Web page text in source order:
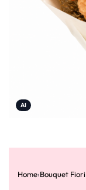
AI
Home›Bouquet